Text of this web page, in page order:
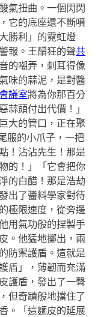
氣扭曲。一個閃閃
它的底座還不斷噴
勝利」的霓虹燈
報。王醋狂的聲共
的嘲弄，刺耳得像
味的蒜泥，是對醬
議室將為你那百分
蒜頭付出代價！」
大的管口，正在聚
服的小爪子，一把
！沾沾先生！那是
的！」「它會把你
的白醋！那是浩劫
出了醬料學家對待
極限速度，從旁邊
用氣功般的捏製手
。他猛地擲出，兩
防禦護盾。這就是
盾」，薄韌而充滿
護盾，發出了一聲
但奇蹟般地擋住了
。「這麵皮的延展